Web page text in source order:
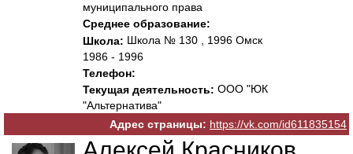
муниципального права
Среднее образование:
Школа: Школа № 130 , 1996 Омск
1986 - 1996
Телефон:
Текущая деятельность: ООО "ЮК
"Альтернатива"
Адрес страницы: https://vk.com/id611835154